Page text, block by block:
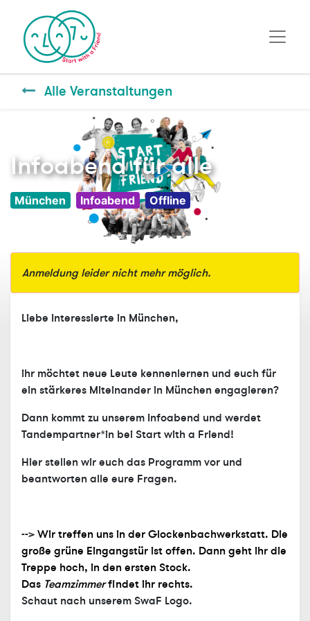
Alle Veranstaltungen
Infoabend für alle
München Infoabend Offline
Anmeldung leider nicht mehr möglich.
Liebe Interessierte in München,
ihr möchtet neue Leute kennenlernen und euch für
ein stärkeres Miteinander in München engagieren?
Dann kommt zu unserem Infoabend und werdet
Tandempartner*in bei Start with a Friend!
Hier stellen wir euch das Programm vor und
beantworten alle eure Fragen.
-->Wir treffen uns in der Glockenbachwerkstatt. Die
große grüne Eingangstür ist offen. Dann geht ihr die
Treppe hoch, in den ersten Stock.
Das Teamzimmerfindet ihr rechts.
Schaut nach unserem SwaF Logo.